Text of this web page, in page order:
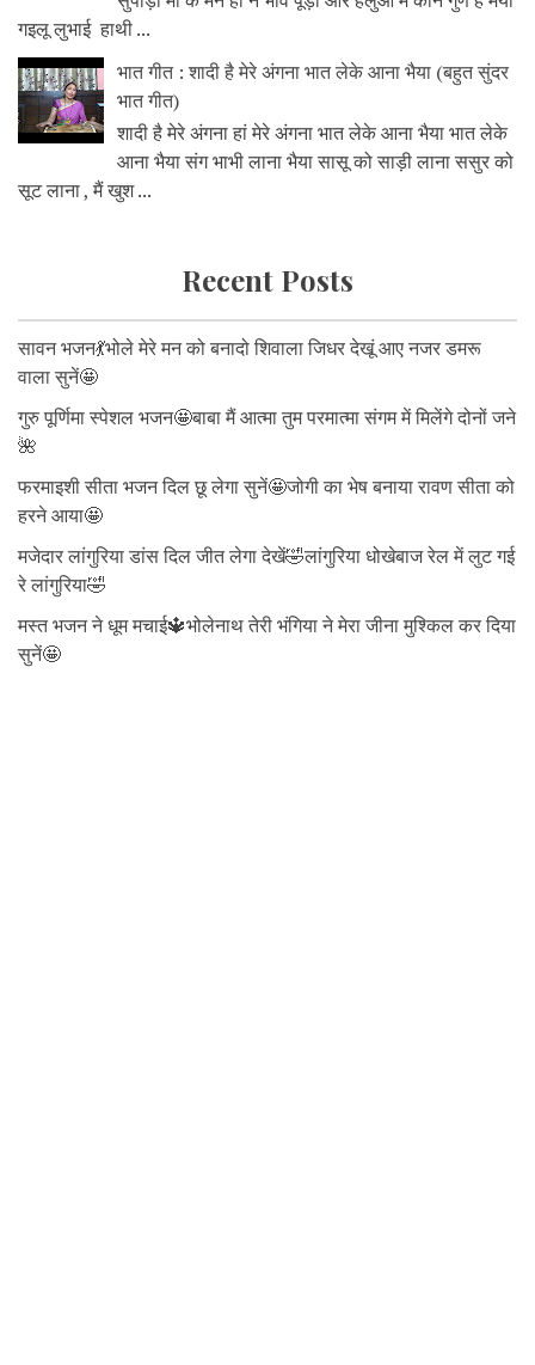
गइलू लुभाई हाथी ...
भात गीत : शादी है मेरे अंगना भात लेके आना भैया (बहुत सुंदर
भात गीत)
शादी है मेरे अंगना हां मेरे अंगना भात लेके आना भैया भात लेके
आना भैया संग भाभी लाना भैया सासू को साड़ी लाना ससुर को
सूट लाना , मैं खुश ...
Recent Posts
सावन भजन💃भोले मेरे मन को बनादो शिवाला जिधर देखूं आए नजर डमरू
वाला सुनें🤩
गुरु पूर्णिमा स्पेशल भजन🤩बाबा मैं आत्मा तुम परमात्मा संगम में मिलेंगे दोनों जने
🌺
फरमाइशी सीता भजन दिल छू लेगा सुनें🤩जोगी का भेष बनाया रावण सीता को
हरने आया🤩
मजेदार लांगुरिया डांस दिल जीत लेगा देखें🤣लांगुरिया धोखेबाज रेल में लुट गई
रे लांगुरिया🤣
मस्त भजन ने धूम मचाई🔱भोलेनाथ तेरी भंगिया ने मेरा जीना मुश्किल कर दिया
सुनें🤩